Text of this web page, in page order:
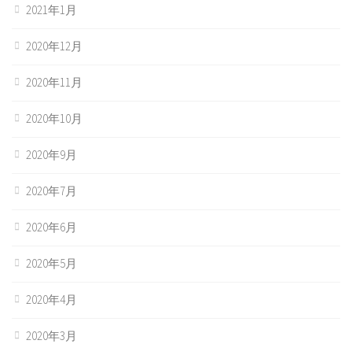
2021年1月
2020年12月
2020年11月
2020年10月
2020年9月
2020年7月
2020年6月
2020年5月
2020年4月
2020年3月